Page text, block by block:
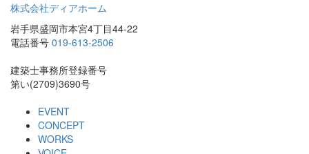
株式会社ディアホーム
岩手県盛岡市本宮4丁目44-22
電話番号 019-613-2506
建築士事務所登録番号
第い(2709)3690号
EVENT
CONCEPT
WORKS